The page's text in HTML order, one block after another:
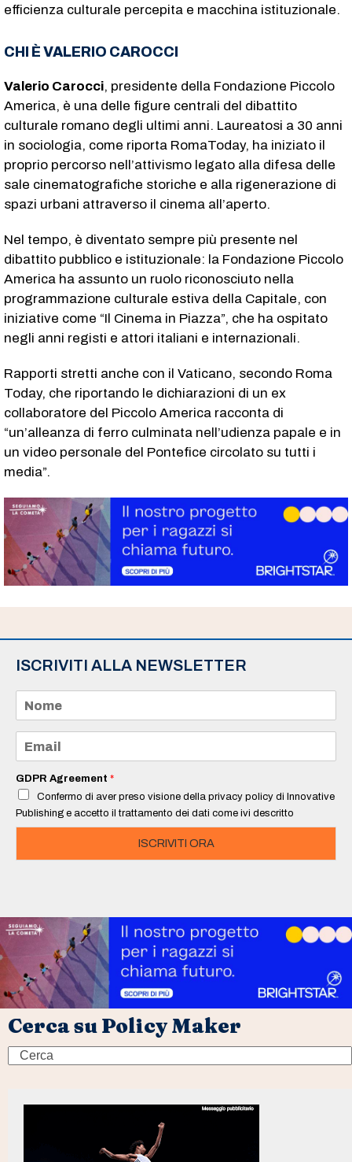
efficienza culturale percepita e macchina istituzionale.
CHI È VALERIO CAROCCI
Valerio Carocci, presidente della Fondazione Piccolo
America, è una delle figure centrali del dibattito
culturale romano degli ultimi anni. Laureatosi a 30 anni
in sociologia, come riporta RomaToday, ha iniziato il
proprio percorso nell’attivismo legato alla difesa delle
sale cinematografiche storiche e alla rigenerazione di
spazi urbani attraverso il cinema all’aperto.
Nel tempo, è diventato sempre più presente nel
dibattito pubblico e istituzionale: la Fondazione Piccolo
America ha assunto un ruolo riconosciuto nella
programmazione culturale estiva della Capitale, con
iniziative come “Il Cinema in Piazza”, che ha ospitato
negli anni registi e attori italiani e internazionali.
Rapporti stretti anche con il Vaticano, secondo Roma
Today, che riportando le dichiarazioni di un ex
collaboratore del Piccolo America racconta di
“un’alleanza di ferro culminata nell’udienza papale e in
un video personale del Pontefice circolato su tutti i
media”.
ISCRIVITI ALLA NEWSLETTER
m
e
a
i
*
GDPR Agreement *
Confermo di aver preso visione della privacy policy di Innovative
Publishing e accetto il trattamento dei dati come ivi descritto
ISCRIVITI ORA
Cerca su Policy Maker
Search